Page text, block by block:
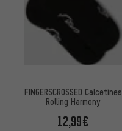
FINGERSCROSSED Calcetines
Rolling Harmony
12,99€